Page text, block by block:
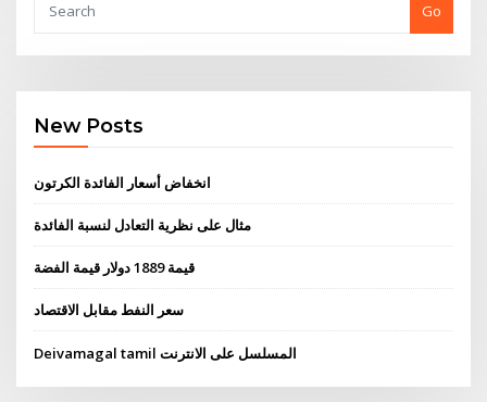
Go
New Posts
انخفاض أسعار الفائدة الكرتون
مثال على نظرية التعادل لنسبة الفائدة
قيمة 1889 دولار قيمة الفضة
سعر النفط مقابل الاقتصاد
Deivamagal tamil المسلسل على الانترنت